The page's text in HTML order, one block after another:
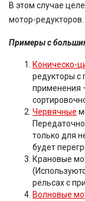
В этом случае
мотор-редукторов.
Примеры с
Коническо-
редукторы с
применения
Червячные
только для
будет
Крановые
рельсах с
Волновые